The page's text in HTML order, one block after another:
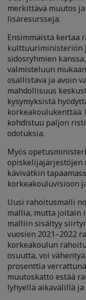
merkittävä muutos
lisäresursseja.
Ensimmäistä kertaa
kulttuuriministeriön
sidosryhmien
valmisteluun
osallistava ja avoin
mahdollisuus
kysymyksistä
kohdistuu paljon
odotuksia.
Myös
opiskelijajärjestöjen
kävivätkin
korkeakouluvisioon
Uusi rahoitusmalli
mallia, mutta joitain
malliin sisältyy
vuosien 2021–2022
korkeakoulun
osuutta, voi
prosenttia
muutoskatto estää
lyhyellä aikavälillä